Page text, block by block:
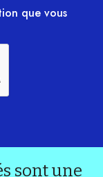
que vous
sont une